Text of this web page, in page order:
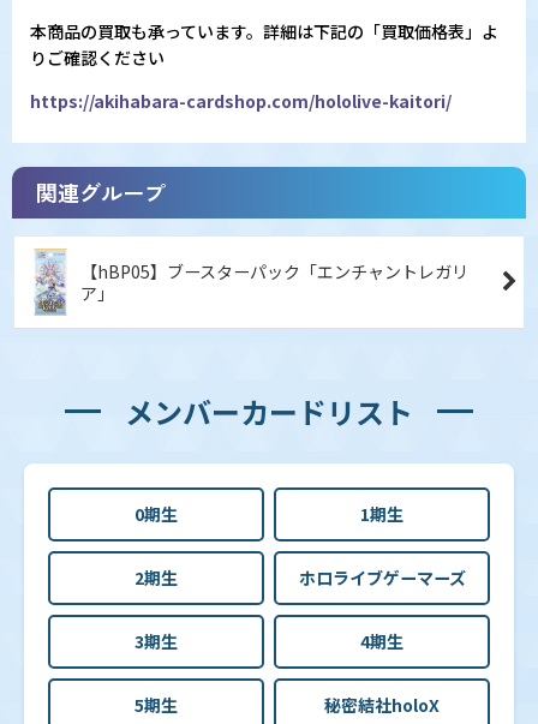
本商品の買取も承っています。詳細は下記の「買取価格表」よ
りご確認ください
https://akihabara-cardshop.com/hololive-kaitori/
関連グループ
【hBP05】ブースターパック「エンチャントレガリ
ア」
メンバーカードリスト
0期生 1期生
2期生 ホロライブゲーマーズ
3期生 4期生
5期生 秘密結社holoX